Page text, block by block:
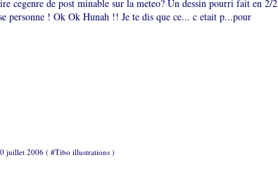
cegenre de post minable sur la meteo? Un dessin pourri fait en 2/2
personne ! Ok Ok Hunah !! Je te dis que ce... c etait p...pour
juillet 2006 ( #Tibo illustrations)